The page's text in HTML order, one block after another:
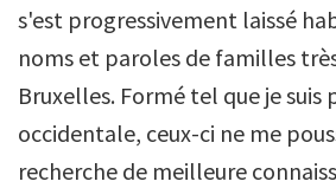
s'est progressivement laissé
noms et paroles de familles
Bruxelles. Formé tel que je suis
occidentale, ceux-ci ne me
recherche de meilleure